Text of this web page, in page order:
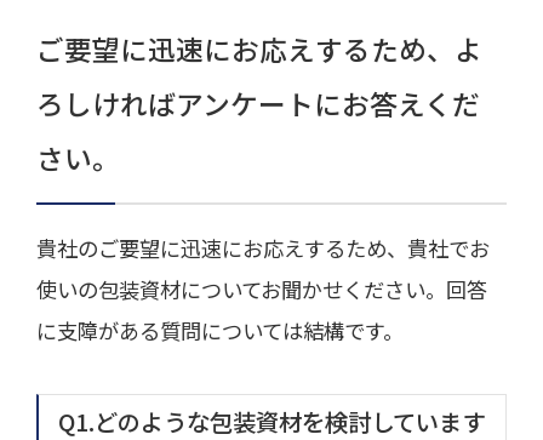
ご要望に迅速にお応えするため、よ
ろしければアンケートにお答えくだ
さい。
貴社のご要望に迅速にお応えするため、貴社でお
使いの包装資材についてお聞かせください。回答
に支障がある質問については結構です。
Q1.どのような包装資材を検討しています